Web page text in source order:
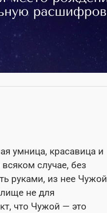
умница, красавица и
случае, без
руками, из нее Чужой
не для
что Чужой — это